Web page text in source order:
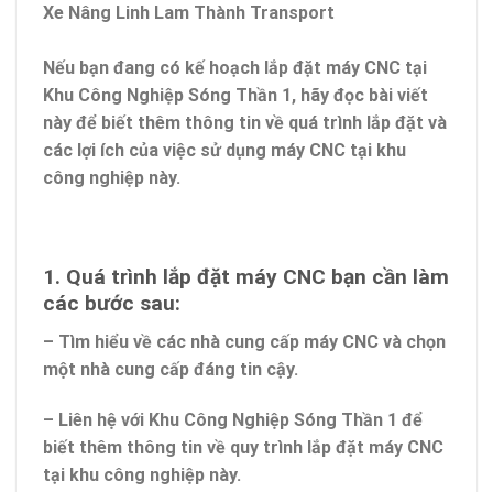
Xe Nâng Linh Lam Thành Transport
Nếu bạn đang có kế hoạch lắp đặt máy CNC tại
Khu Công Nghiệp Sóng Thần 1, hãy đọc bài viết
này để biết thêm thông tin về quá trình lắp đặt và
các lợi ích của việc sử dụng máy CNC tại khu
công nghiệp này.
1. Quá trình lắp đặt máy CNC bạn cần làm
các bước sau:
– Tìm hiểu về các nhà cung cấp máy CNC và chọn
một nhà cung cấp đáng tin cậy.
– Liên hệ với Khu Công Nghiệp Sóng Thần 1 để
biết thêm thông tin về quy trình lắp đặt máy CNC
tại khu công nghiệp này.